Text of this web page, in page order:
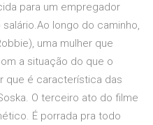
para um empregador
longo do caminho,
uma mulher que
a situação do que o
que é característica das
O terceiro ato do filme
É porrada pra todo